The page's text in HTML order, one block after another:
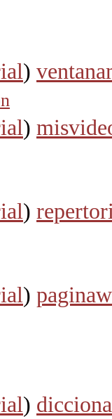
)
)
)
)
)